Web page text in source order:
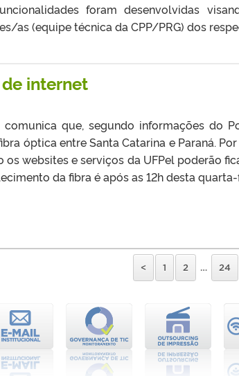
foram desenvolvidas
as (equipe técnica da CPP/PRG) dos
internet
que, segundo informações do
óptica entre Santa Catarina e Paraná.
websites e serviços da UFPel poderão
da fibra é após as 12h desta quarta-
<
1 2 … 24